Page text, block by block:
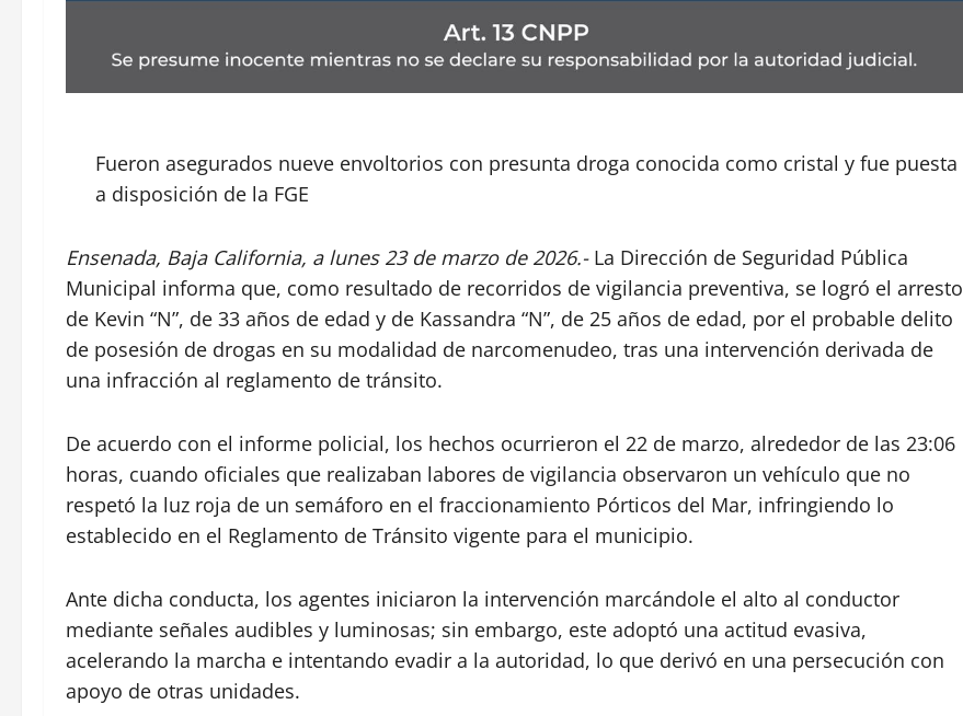
Fueron asegurados nueve envoltorios con presunta droga conocida como cristal y fue puesta
a disposición de la FGE
Ensenada, Baja California, a lunes 23 de marzo de 2026.-La Dirección de Seguridad Pública
Municipal informa que, como resultado de recorridos de vigilancia preventiva, se logró el arresto
de Kevin “N”, de 33 años de edad y de Kassandra “N”, de 25 años de edad, por el probable delito
de posesión de drogas en su modalidad de narcomenudeo, tras una intervención derivada de
una infracción al reglamento de tránsito.
De acuerdo con el informe policial, los hechos ocurrieron el 22 de marzo, alrededor de las 23:06
horas, cuando oficiales que realizaban labores de vigilancia observaron un vehículo que no
respetó la luz roja de un semáforo en el fraccionamiento Pórticos del Mar, infringiendo lo
establecido en el Reglamento de Tránsito vigente para el municipio.
Ante dicha conducta, los agentes iniciaron la intervención marcándole el alto al conductor
mediante señales audibles y luminosas; sin embargo, este adoptó una actitud evasiva,
acelerando la marcha e intentando evadir a la autoridad, lo que derivó en una persecución con
apoyo de otras unidades.